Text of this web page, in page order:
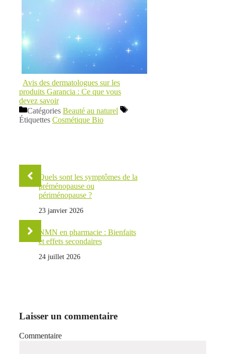
Avis des dermatologues sur les
produits Garancia : Ce que vous
devez savoir
Catégories Beauté au naturel
Étiquettes Cosmétique Bio
Quels sont les symptômes de la
préménopause ou
périménopause ?
23 janvier 2026
NMN en pharmacie : Bienfaits
et effets secondaires
24 juillet 2026
Laisser un commentaire
Commentaire